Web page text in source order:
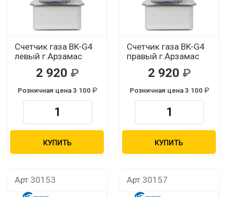
Счетчик газа BK-G4
левый г.Арзамас
2 920
Розничная цена 3 100
КУПИТЬ
Счетчик газа BK-G4
правый г.Арзамас
2 920
Розничная цена 3 100
КУПИТЬ
Арт.30153 Арт.30157